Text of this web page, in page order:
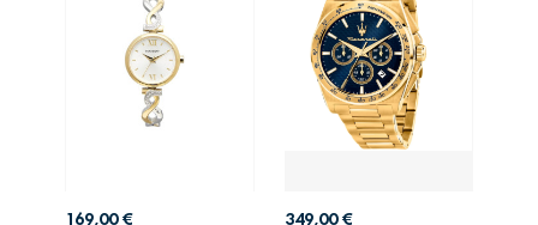
Prix
169,00 € Prix
349,00 €